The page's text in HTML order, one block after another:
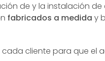
de y la instalación
fabricados a medida y
cada cliente para que el